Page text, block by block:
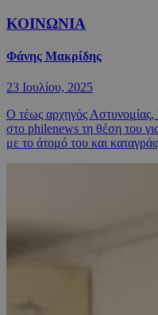
ΚΟΙΝΩΝΙΑ
Φάνης Μακρίδης
23 Ιουλίου, 2025
Ο τέως αρχηγός
στο philenews τη θέση του
με το άτομό του και